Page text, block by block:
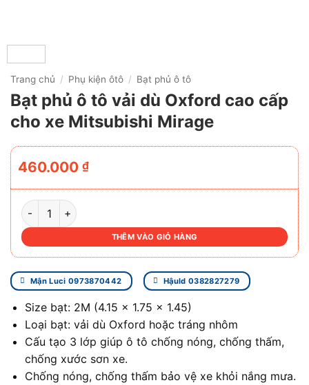
Trang chủ / Phụ kiện ôtô / Bạt phủ ô tô
Bạt phủ ô tô vải dù Oxford cao cấp
cho xe Mitsubishi Mirage
460.000 ₫
BẠT PHỦ Ô TÔ VẢI DÙ OXFORD CAO CẤP CHO XE
THÊM VÀO GIỎ HÀNG
Mận Luci 0973870442 Hậuld 0382827279
Size bạt: 2M (4.15 x 1.75 x 1.45)
Loại bạt: vải dù Oxford hoặc tráng nhôm
Cấu tạo 3 lớp giúp ô tô chống nóng, chống thấm,
chống xước sơn xe.
Chống nóng, chống thấm bảo vệ xe khỏi nắng mưa.